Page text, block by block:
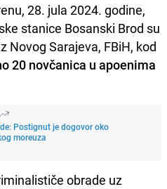
28. jula 2024. godine,
stanice Bosanski Brod su
Novog Sarajeva, FBiH, kod
20 novčanica u apoenima
Postignut je dogovor oko
moreuza
obrade uz